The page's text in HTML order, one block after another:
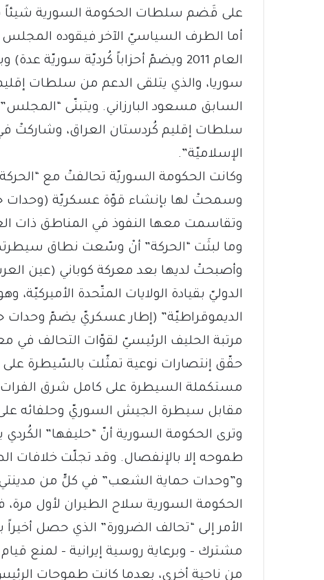
على قَضم سلطات الحكومة السورية
أما الطرف السياسيّ الآخر فيقوده
العام 2011 ويضمّ أحزاباً كُرديّة سوريّة
سوريا، والذي يتلقى الدعم من سلطات
السابق مسعود البارزاني. ويتبنّى
سلطات إقليم كُردستان العراق، وشاركتْ
الإسلاميّة”.
وسمحتْ لها بإنشاء قوّة عسكريّة (وحدات
وتقاسمت معها النفوذ في المناطق ذات
وما لبثَت “الحركة” أنْ وسّعت نطاق
وأصبحتْ لديها بعد معركة كوباني (عين
الدوليّ بقيادة الولايات المتّحدة
الديموقراطيّة” (إطار عسكريّ يضمّ
مرتبة الحليف الرئيسيّ لقوّات التحالف في
حقّق إنتصارات نوعية تمثّلت بالسّيطرة على
مستكملة السيطرة على كامل شرق الفرات،
مقابل سيطرة الجيش السوريّ وحلفائه
وترى الحكومة السورية أنّ “حليفها”
طموحه إلا بالإنفصال. وقد تجلّت خلافات
و”وحدات حماية الشعب” في كلٍّ من
الحكومة السورية سلاح الطيران لأول
الأمر إلى “تحالف الضرورة” الذي حصل
مشترك – وبرعاية روسية إيرانية – لمنع
من ناحية أخرى، بعدما كانت طموحات